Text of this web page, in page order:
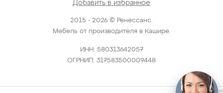
2015 - 2026 © Ренессанс.
Мебель от производителя в Кашире.
ИНН: 580313642057
ОГРНИП: 317583500009448
Добавить в избранное